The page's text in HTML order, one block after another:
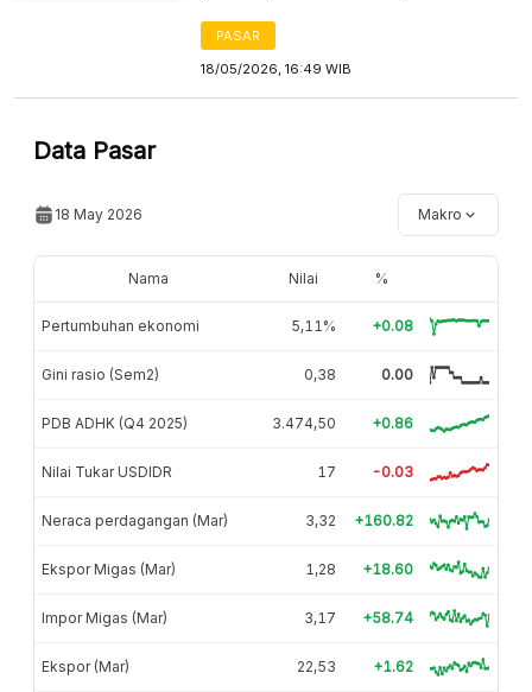
PASAR
18/05/2026, 16:49 WIB
Data Pasar
18 May 2026 Makro
Nama Nilai %
Pertumbuhan ekonomi 5,11% +0.08
Gini rasio (Sem2) 0,38 0.00
PDB ADHK (Q4 2025) 3.474,50 +0.86
Nilai Tukar USDIDR 17 -0.03
Neraca perdagangan (Mar) 3,32 +160.82
Ekspor Migas (Mar) 1,28 +18.60
Impor Migas (Mar) 3,17 +58.74
Ekspor (Mar) 22,53 +1.62